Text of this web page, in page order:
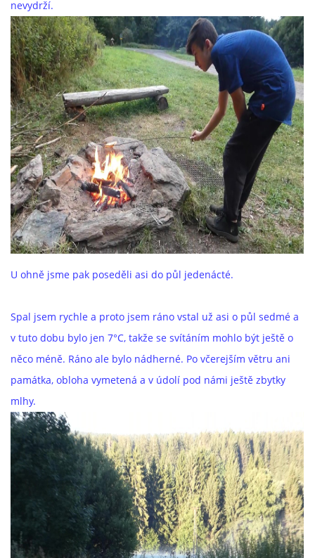
nevydrží.
U ohně jsme pak poseděli asi do půl jedenácté.
Spal jsem rychle a proto jsem ráno vstal už asi o půl sedmé a
v tuto dobu bylo jen 7°C, takže se svítáním mohlo být ještě o
něco méně. Ráno ale bylo nádherné. Po včerejším větru ani
památka, obloha vymetená a v údolí pod námi ještě zbytky
mlhy.